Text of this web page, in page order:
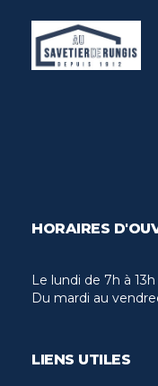
HORAIRES
Le lundi de 7h à 13h
Du mardi au
LIENS UTILES